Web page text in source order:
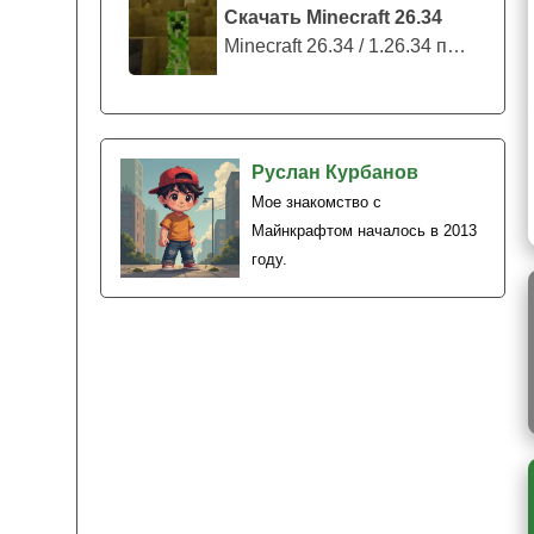
Скачать Minecraft 26.34
Minecraft 26.34 / 1.26.34 представляе...
Руслан Курбанов
Мое знакомство с
Майнкрафтом началось в 2013
году.